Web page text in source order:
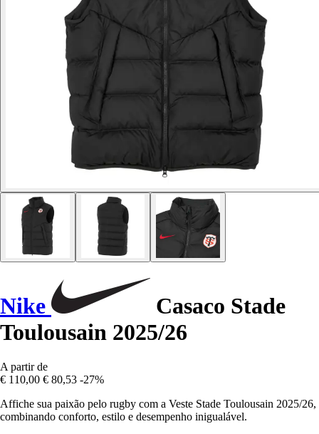
Nike
Casaco Stade
Toulousain 2025/26
A partir de
€ 110,00 € 80,53 -27%
Affiche sua paixão pelo rugby com a Veste Stade Toulousain 2025/26,
combinando conforto, estilo e desempenho inigualável.